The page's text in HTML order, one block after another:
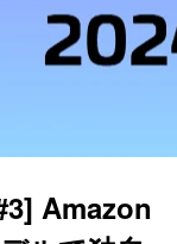
Amazon